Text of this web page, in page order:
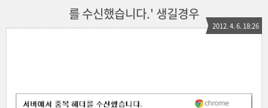
를 수신했습니다.' 생길경우
2012. 4. 6. 18:26